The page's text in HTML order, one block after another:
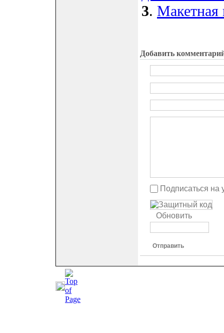
3. Макетная
Добавить
Подписаться
Обновить
Отправить